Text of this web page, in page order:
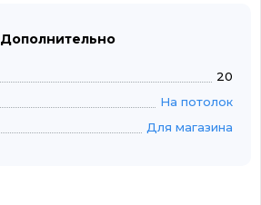
Дополнительно
20
На потолок
Для магазина